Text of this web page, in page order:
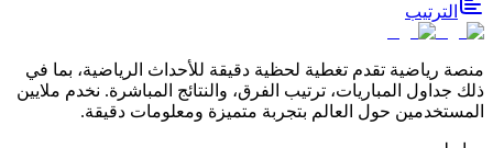
الترتيب
منصة رياضية تقدم تغطية لحظية دقيقة للأحداث الرياضية، بما في
ذلك جداول المباريات، ترتيب الفرق، والنتائج المباشرة. نخدم ملايين
المستخدمين حول العالم بتجربة متميزة ومعلومات دقيقة.